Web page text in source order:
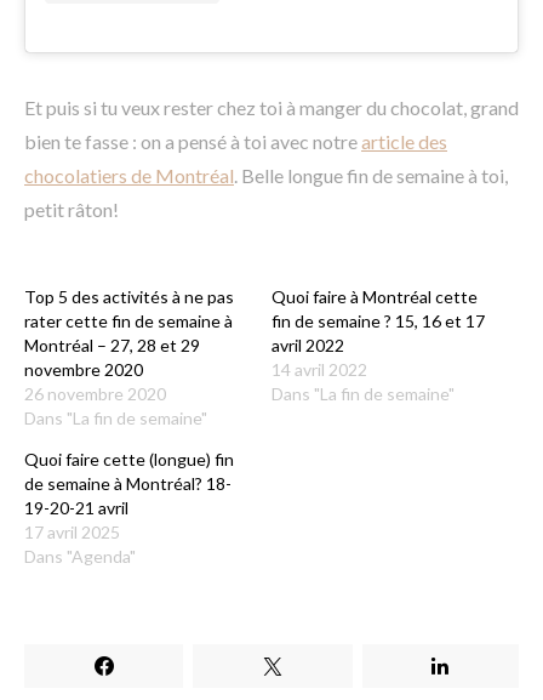
Et puis si tu veux rester chez toi à manger du chocolat, grand
bien te fasse : on a pensé à toi avec notrearticle des
chocolatiers de Montréal. Belle longue fin de semaine à toi,
petit râton!
Top 5 des activités à ne pas
rater cette fin de semaine à
Montréal – 27, 28 et 29
novembre 2020
26 novembre 2020
Dans "La fin de semaine"
Quoi faire à Montréal cette
fin de semaine ? 15, 16 et 17
avril 2022
14 avril 2022
Dans "La fin de semaine"
Quoi faire cette (longue) fin
de semaine à Montréal? 18-
19-20-21 avril
17 avril 2025
Dans "Agenda"